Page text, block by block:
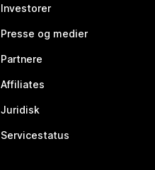
Investorer
Presse og medier
Partnere
Affiliates
Juridisk
Servicestatus